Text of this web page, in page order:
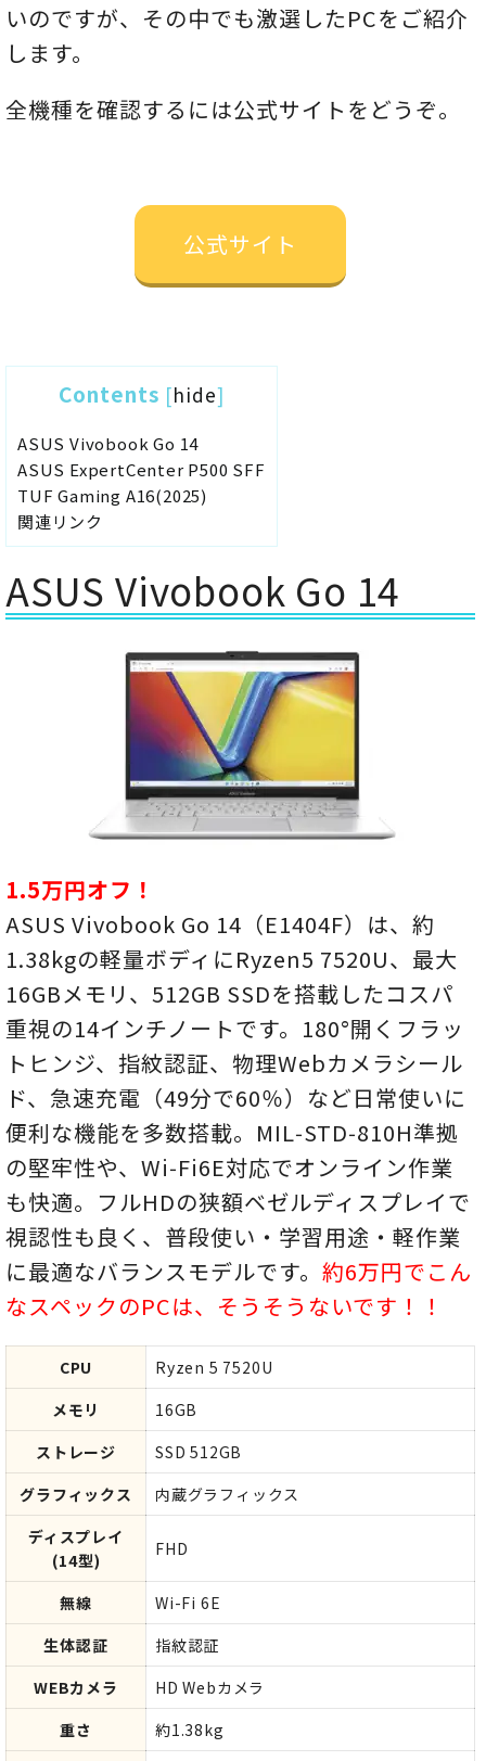
いのですが、その中でも激選したPCをご紹介
します。
全機種を確認するには公式サイトをどうぞ。
公式サイト
Contents [hide]
ASUS Vivobook Go 14
ASUS ExpertCenter P500 SFF
TUF Gaming A16(2025)
関連リンク
ASUS Vivobook Go 14
1.5万円オフ！
ASUS Vivobook Go 14（E1404F）は、約
1.38kgの軽量ボディにRyzen5 7520U、最大
16GBメモリ、512GB SSDを搭載したコスパ
重視の14インチノートです。180°開くフラッ
トヒンジ、指紋認証、物理Webカメラシール
ド、急速充電（49分で60％）など日常使いに
便利な機能を多数搭載。MIL‑STD‑810H準拠
の堅牢性や、Wi‑Fi6E対応でオンライン作業
も快適。フルHDの狭額ベゼルディスプレイで
視認性も良く、普段使い・学習用途・軽作業
に最適なバランスモデルです。 約6万円でこん
なスペックのPCは、そうそうないです！！
CPU
Ryzen 5 7520U
メモリ
16GB
ストレージ
SSD 512GB
グラフィックス
内蔵グラフィックス
ディスプレイ
(14型)
FHD
無線
Wi-Fi 6E
生体認証
指紋認証
WEBカメラ
HD Webカメラ
重さ
約1.38kg